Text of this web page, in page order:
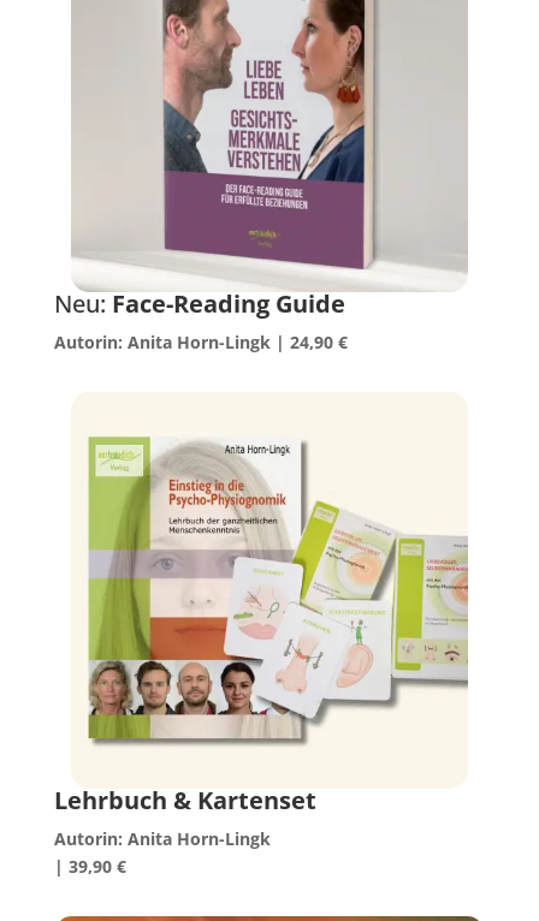
Neu: Face-Reading Guide
Autorin: Anita Horn-Lingk | 24,90 €
Lehrbuch & Kartenset
Autorin: Anita Horn-Lingk
| 39,90 €